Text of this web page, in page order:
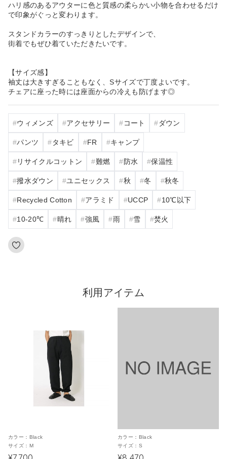
ハリ感のあるアウターに色と質感の柔らかい小物を合わせるだけ
で印象がぐっと変わります。
スタンドカラーのすっきりとしたデザインで、
街着でもぜひ着ていただきたいです。
【サイズ感】
袖丈は大きすぎることもなく、Sサイズで丁度よいです。
チェアに座った時には座面からの冷えも防げます◎
ウィメンズ アクセサリー コート ダウン
パンツ タキビ FR キャンプ
リサイクルコットン 難燃 防水 保温性
撥水ダウン ユニセックス 秋 冬 秋冬
Recycled Cotton アラミド UCCP 10℃以下
10‐20℃ 晴れ 強風 雨 雪 焚火
利用アイテム
カラー： Black
サイズ： M
カラー： Black
サイズ： S